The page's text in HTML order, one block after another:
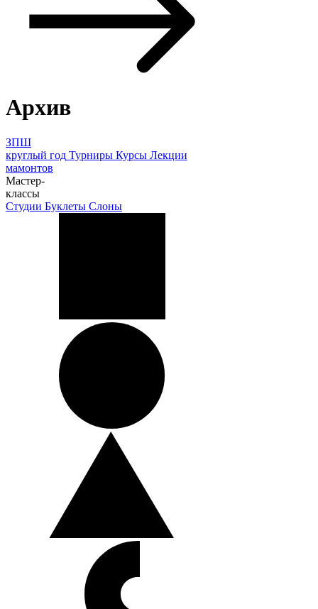
Архив
ЗПШ
круглый год Турниры Курсы Лекции
мамонтов
Мастер-
классы
Студии Буклеты Слоны